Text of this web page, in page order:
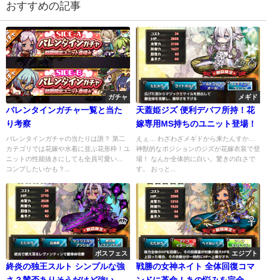
おすすめの記事
ガチャ
バレンタインガチャ一覧と当た
り考察
バレンタインガチャの当たりは誰？ 第二
カテゴリでは花嫁や水着に並ぶ花形枠！ユ
ニットの性能抜きにしても全員可愛い…
コンプしたいかも？...
メギド
天蓋姫ジズ 便利デバフ所持！花
嫁専用MS持ちのユニット登場！
えぇ… わざわざメギドから来たんすか…
神獣的なポジションのジズが花嫁衣装で登
場！ なんか全体的に白い。驚きの白さで
す。 おっと...
ボスフェス
終炎の独王スルト シンプルな強
エジプト
戦勝の女神ネイト 全体回復コマ